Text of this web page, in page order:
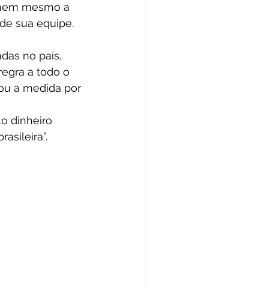
mesmo a
sua equipe.
no país,
a todo o
a medida por
dinheiro